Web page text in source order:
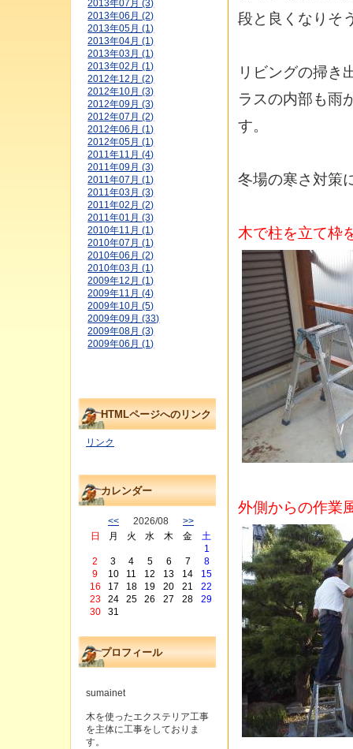
段と良くなりそ
リビングの掃き
ラスの内部も雨
す。
冬場の寒さ対策
木で柱を立て枠
外側からの作業
2013年07月 (3)
2013年06月 (2)
2013年05月 (1)
2013年04月 (1)
2013年03月 (1)
2013年02月 (1)
2012年12月 (2)
2012年10月 (3)
2012年09月 (3)
2012年07月 (2)
2012年06月 (1)
2012年05月 (1)
2011年11月 (4)
2011年09月 (3)
2011年07月 (1)
2011年03月 (3)
2011年02月 (2)
2011年01月 (3)
2010年11月 (1)
2010年07月 (1)
2010年06月 (2)
2010年03月 (1)
2009年12月 (1)
2009年11月 (4)
2009年10月 (5)
2009年09月 (33)
2009年08月 (3)
2009年06月 (1)
HTMLページへのリンク
リンク
カレンダー
<< 2026/08 >>
日
月 火 水 木 金
土
1
2
3 4 5 6 7
8
9
10 11 12 13 14
15
16
17 18 19 20 21
22
23
24 25 26 27 28
29
30
31
プロフィール
sumainet
木を使ったエクステリア工事
を主体に工事をしておりま
す。